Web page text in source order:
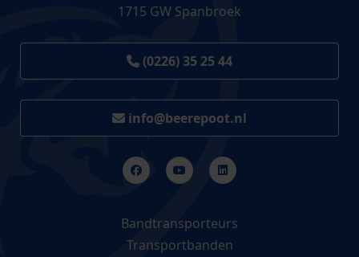
1715 GW Spanbroek
(0226) 35 25 44
info@beerepoot.nl
Bandtransporteurs
Transportbanden